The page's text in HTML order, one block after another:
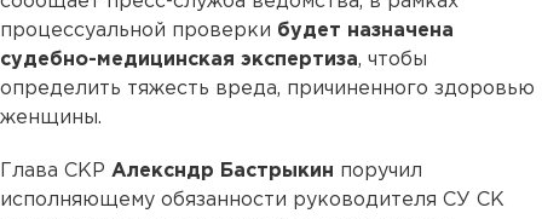
процессуальной проверки будет назначена
судебно-медицинская экспертиза, чтобы
определить тяжесть вреда, причиненного здоровью
женщины.
Глава СКР Алексндр Бастрыкин поручил
исполняющему обязанности руководителя СУ СК